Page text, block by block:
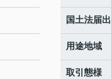
国土法届出
用途地域
取引態様